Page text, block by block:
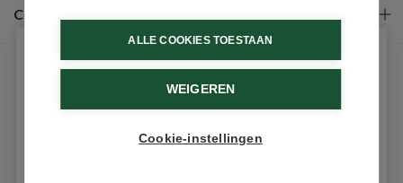
Contact
9.6 / 10 (531 beoordelingen)
ALLE COOKIES TOESTAAN
WEIGEREN
Cookie-instellingen
Schrijf je in voor onze nieuwsbrief
Ontvang als eerste de beste aanbiedingen en persoonlijk
advies